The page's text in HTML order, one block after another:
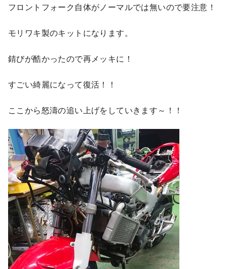
フロントフォーク自体がノーマルでは無いので要注意！
モリワキ製のキットになります。
錆びが酷かったので再メッキに！
すごい綺麗になって復活！！
ここから怒濤の追い上げをしていきます～！！